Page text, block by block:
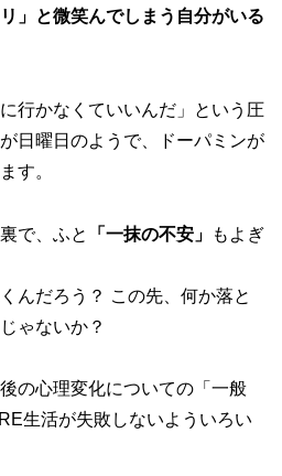
」と微笑んでしまう自分がいる
行かなくていいんだ」という圧
日曜日のようで、ドーパミンが
す。
で、ふと 「一抹の不安」
もよぎ
んだろう？ この先、何か落と
ゃないか？
の心理変化についての「一般
生活が失敗しないよういろい